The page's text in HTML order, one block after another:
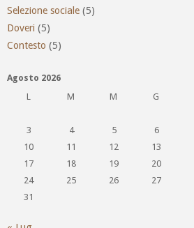
Selezione sociale (5)
Doveri (5)
Contesto (5)
Agosto 2026
L
M M G
3
4 5 6
10
11 12 13
17
18 19 20
24
25 26 27
31